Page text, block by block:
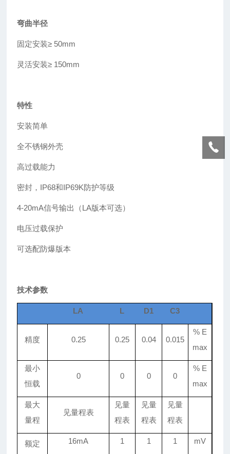
弯曲半径
固定安装≥ 50mm
灵活安装≥ 150mm
特性
安装简单
全不锈钢外壳
高过载能力
密封，IP68和IP69K防护等级
4-20mA信号输出（LA版本可选）
电压过载保护
可选配防爆版本
技术参数
LA L D1 C3
精度 0.25 0.25 0.04 0.015
% E
max
最小
恒载
0 0 0 0
% E
max
最大
量程
见量程表
见量
程表
见量
程表
见量
程表
额定
16mA 1 1 1 mV